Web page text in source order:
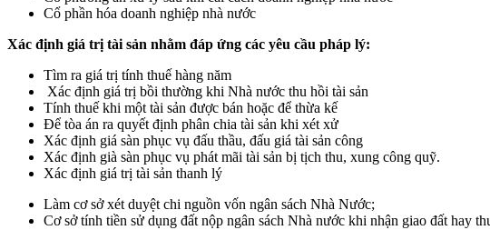
Cổ phần hóa doanh nghiệp nhà nước
Xác định giá trị tài sản nhằm đáp ứng các yêu cầu pháp lý:
Tìm ra giá trị tính thuế hàng năm
Xác định giá trị bồi thường khi Nhà nước thu hồi tài sản
Tính thuế khi một tài sản được bán hoặc để thừa kế
Để tòa án ra quyết định phân chia tài sản khi xét xử
Xác định giá sàn phục vụ đấu thầu, đấu giá tài sản công
Xác định già sàn phục vụ phát mãi tài sản bị tịch thu, xung công quỹ.
Xác định giá trị tài sản thanh lý
Làm cơ sở xét duyệt chi nguồn vốn ngân sách Nhà Nước;
Cơ sở tính tiền sử dụng đất nộp ngân sách Nhà nước khi nhận giao đất hay